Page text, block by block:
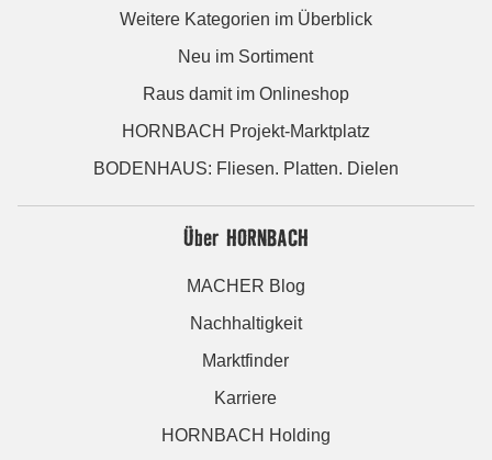
Weitere Kategorien im Überblick
Neu im Sortiment
Raus damit im Onlineshop
HORNBACH Projekt-Marktplatz
BODENHAUS: Fliesen. Platten. Dielen
Über HORNBACH
MACHER Blog
Nachhaltigkeit
Marktfinder
Karriere
HORNBACH Holding